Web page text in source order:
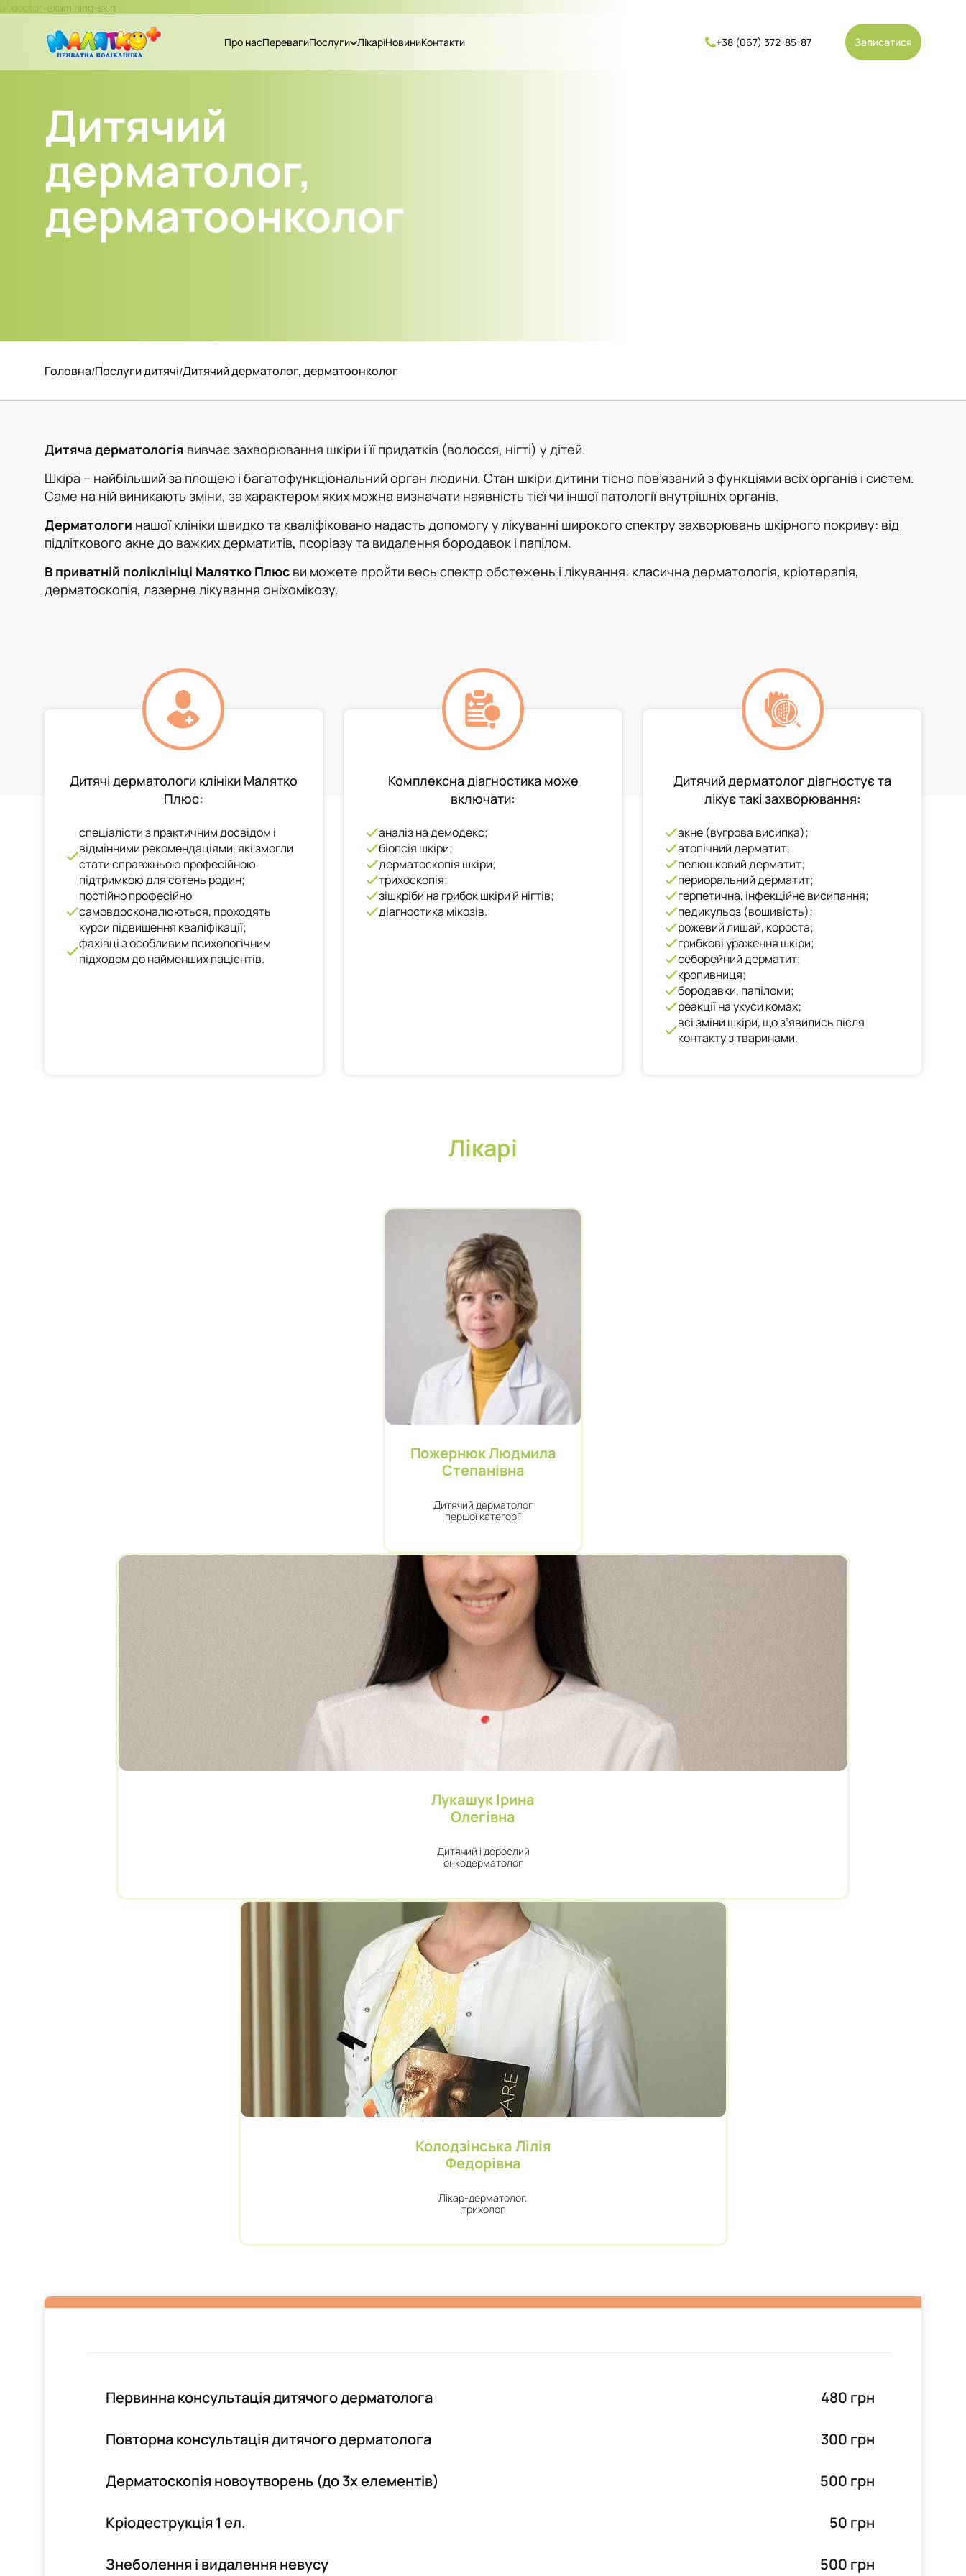
Про насПеревагиПослуги ЛікаріНовиниКонтакти +38 (067) 372-85-87 Записатися
Дитячий
дерматолог,
дерматоонколог
Головна/Послуги дитячі/Дитячий дерматолог, дерматоонколог
Дитяча дерматологія вивчає захворювання шкіри і її придатків (волосся, нігті) у дітей.
Шкіра – найбільший за площею і багатофункціональний орган людини. Стан шкіри дитини тісно пов’язаний з функціями всіх органів і систем.
Саме на ній виникають зміни, за характером яких можна визначати наявність тієї чи іншої патології внутрішніх органів.
Дерматологи нашої клініки швидко та кваліфіковано надасть допомогу у лікуванні широкого спектру захворювань шкірного покриву: від
підліткового акне до важких дерматитів, псоріазу та видалення бородавок і папілом.
В приватній поліклініці Малятко Плюс ви можете пройти весь спектр обстежень і лікування: класична дерматологія, кріотерапія,
дерматоскопія, лазерне лікування оніхомікозу.
Дитячі дерматологи клініки Малятко
Плюс:
спеціалісти з практичним досвідом і
відмінними рекомендаціями, які змогли
стати справжньою професійною
підтримкою для сотень родин;
постійно професійно
самовдосконалюються, проходять
курси підвищення кваліфікації;
фахівці з особливим психологічним
підходом до найменших пацієнтів.
Комплексна діагностика може
включати:
аналіз на демодекс;
біопсія шкіри;
дерматоскопія шкіри;
трихоскопія;
зішкріби на грибок шкіри й нігтів;
діагностика мікозів.
Дитячий дерматолог діагностує та
лікує такі захворювання:
акне (вугрова висипка);
атопічний дерматит;
пелюшковий дерматит;
периоральний дерматит;
герпетична, інфекційне висипання;
педикульоз (вошивість);
рожевий лишай, короста;
грибкові ураження шкіри;
себорейний дерматит;
кропивниця;
бородавки, папіломи;
реакції на укуси комах;
всі зміни шкіри, що з’явились після
контакту з тваринами.
Лікарі
Пожернюк Людмила
Степанівна
Дитячий дерматолог
першої категорії
Лукашук Ірина
Олегівна
Дитячий і дорослий
онкодерматолог
Колодзінська Лілія
Федорівна
Лікар-дерматолог,
трихолог
Первинна консультація дитячого дерматолога 480 грн
Повторна консультація дитячого дерматолога 300 грн
Дерматоскопія новоутворень (до 3х елементів) 500 грн
Кріодеструкція 1 ел. 50 грн
Знеболення і видалення невусу 500 грн